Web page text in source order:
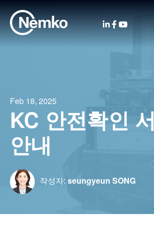
Feb 18, 2025
KC 안전확인
안내
작성자: seungyeun SONG